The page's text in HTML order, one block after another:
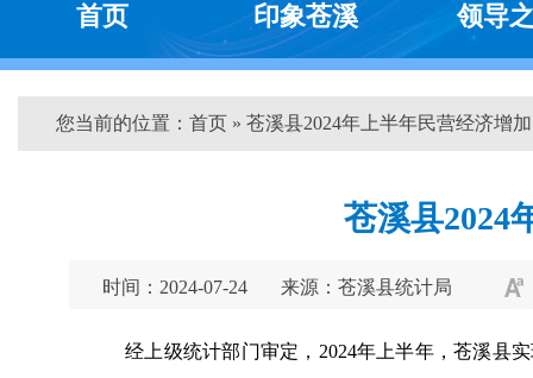
首页 印象苍溪 领导
您当前的位置： 首页 » 苍溪县2024年上半年民营经济增
苍溪县2024
时间：2024-07-24 来源：苍溪县统计局
经上级统计部门审定，2024年上半年，苍溪县